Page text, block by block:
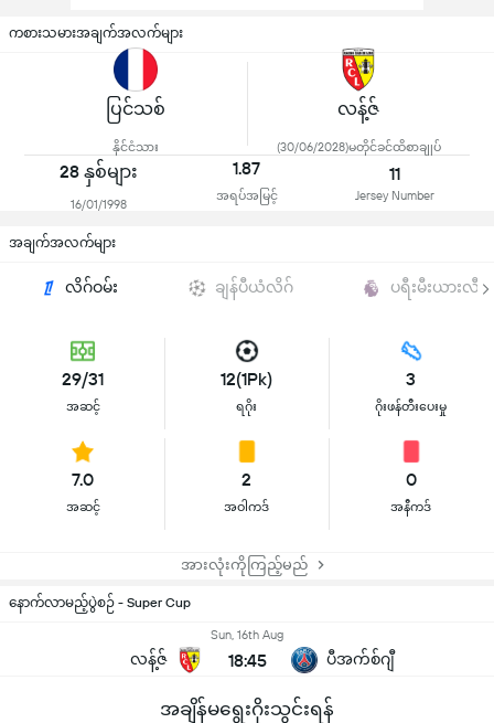
ကစားသမားအချက်အလက်များ
ပြင်သစ်
နိုင်ငံသား
လန့်ဇ်
(30/06/2028)မတိုင်ခင်ထိစာချုပ်
28 နှစ်များ
16/01/1998
1.87
အရပ်အမြင့်
11
Jersey Number
အချက်အလက်များ
လိဂ်ဝမ်း ချန်ပီယံလိဂ် ပရီးမီးယားလီဂါ
29/31
အဆင့်
12(1Pk)
ရဂိုး
3
ဂိုးဖန်တီးပေးမှု
7.0
အဆင့်
2
အဝါကဒ်
0
အနီကဒ်
အားလုံးကိုကြည့်မည်
နောက်လာမည့်ပွဲစဉ် - Super Cup
လန့်ဇ်
Sun, 16th Aug
18:45 ပီအက်စ်ဂျီ
အချိန်မရွေးဂိုးသွင်းရန်